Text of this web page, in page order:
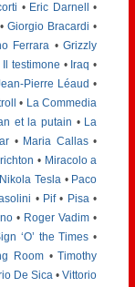
• Eric Darnell
•
•Giorgio Bracardi •
Ferrara •Grizzly
Il testimone • Iraq •
Pierre Léaud •
• La Commedia
et la putain • La
• Maria Callas•
• Miracolo a
Nikola Tesla • Paco
• Pif• Pisa•
• Roger Vadim •
‘O’ the Times •
Room•Timothy
De Sica •Vittorio